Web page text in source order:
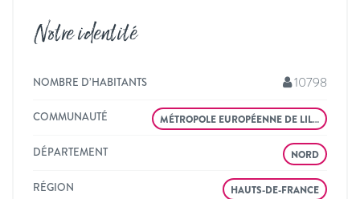
Notre identité
NOMBRE D’HABITANTS 10798
COMMUNAUTÉ MÉTROPOLE EUROPÉENNE DE LIL…
DÉPARTEMENT NORD
RÉGION HAUTS-DE-FRANCE